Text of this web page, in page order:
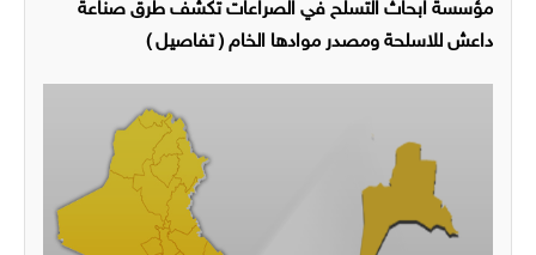
مؤسسة ابحاث التسلح في الصراعات تكشف طرق صناعة
داعش للاسلحة ومصدر موادها الخام ( تفاصيل )